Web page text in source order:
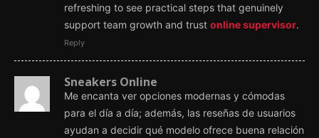
refreshing to see practical steps that genuinely
support team growth and trust online supervisor.
Reply
Sneakers Online
Me encanta ver opciones modernas y cómodas
para el día a día; además, las reseñas de usuarios
ayudan a decidir qué modelo ofrece buena relación